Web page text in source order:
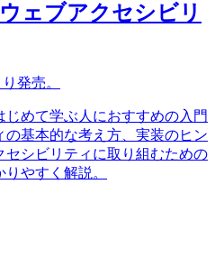
ェブアクセシビリ
発売。
めて学ぶ人におすすめの入門
基本的な考え方、実装のヒン
セシビリティに取り組むための
やすく解説。